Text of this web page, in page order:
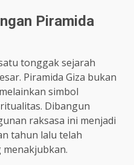
Piramida
tonggak sejarah
Piramida Giza bukan
simbol
Dibangun
raksasa ini menjadi
tahun lalu telah